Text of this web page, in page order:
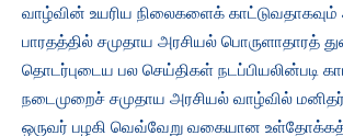
வாழ்வின் உயரிய நிலைகளைக் காட்டுவதாகவும்
பாரதத்தில் சமுதாய அரசியல் பொருளாதாரத்
தொடர்புடைய பல செய்திகள் நடப்பியலின்படி
நடைமுறைச் சமுதாய அரசியல் வாழ்வில்
ஒருவர் பழகி வெவ்வேறு வகையான